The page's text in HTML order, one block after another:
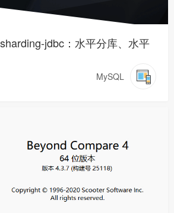
jdbc：水平分库、水平
MySQL